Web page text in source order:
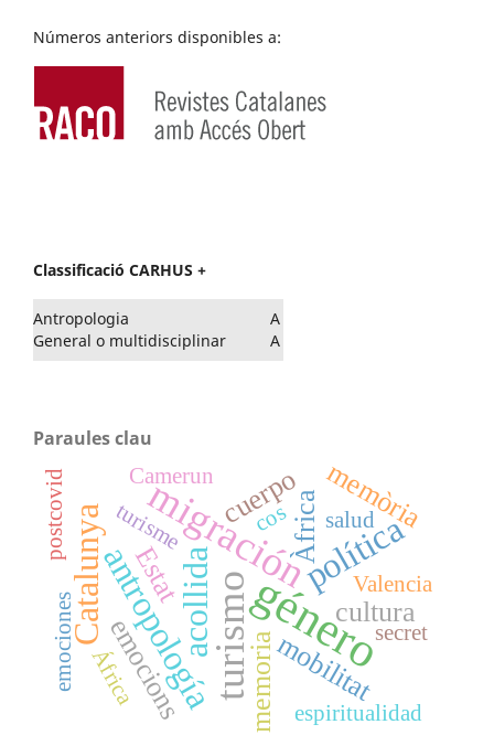
Números anteriors disponibles a:
Classificació CARHUS +
Antropologia
General o multidisciplinar
A
A
Paraules clau
género
migración
turismo
acollida política
antropología
Catalunya
cuerpo
memoria
Àfricamemòria
Estat
mobilitat
emocions
cultura
espiritualidad
cos
Valencia
África
emociones
salud
postcovid Camerun
secret
turisme